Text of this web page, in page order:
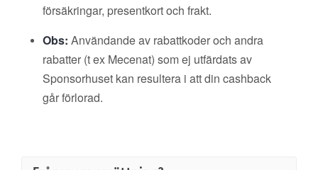
försäkringar, presentkort och frakt.
Obs: Användande av rabattkoder och andra
rabatter (t ex Mecenat) som ej utfärdats av
Sponsorhuset kan resultera i att din cashback
går förlorad.